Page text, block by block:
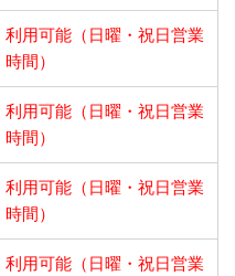
利用可能（日曜・祝日営業
時間）
利用可能（日曜・祝日営業
時間）
利用可能（日曜・祝日営業
時間）
利用可能（日曜・祝日営業